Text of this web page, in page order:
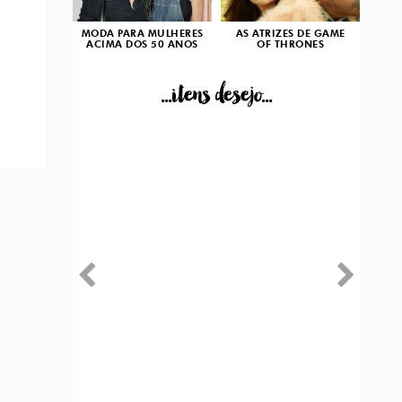
MODA PARA MULHERES
ACIMA DOS 50 ANOS
AS ATRIZES DE GAME
OF THRONES
...itens desejo...